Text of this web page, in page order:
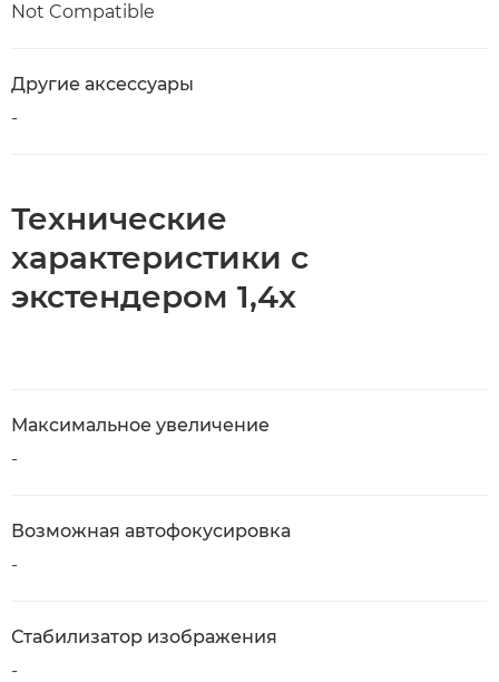
Not Compatible
Другие аксессуары
-
Технические
характеристики с
экстендером 1,4x
Максимальное увеличение
-
Возможная автофокусировка
-
Стабилизатор изображения
-